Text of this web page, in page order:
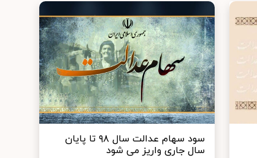
سود سهام عدالت سال ٩٨ تا پایان
سال جاری واریز می شود